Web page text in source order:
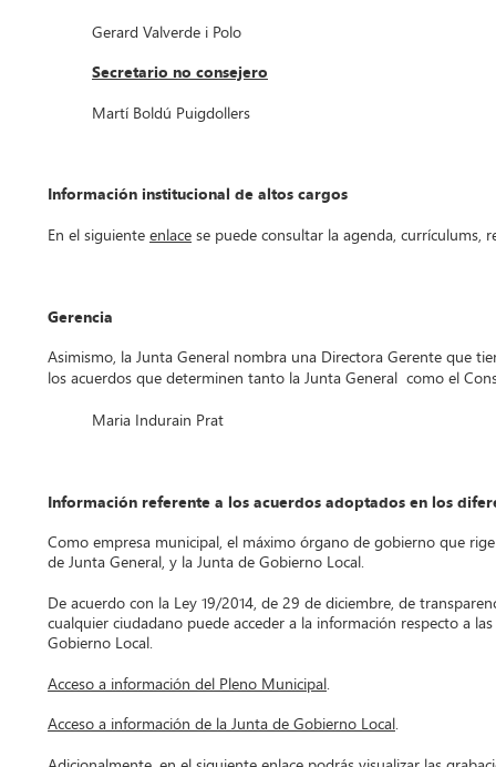
Gerard Valverde i Polo
Secretario no consejero
Martí Boldú Puigdollers
Información institucional de altos cargos
En el siguiente enlace se puede consultar la agenda, currículums,
Gerencia
Asimismo, la Junta General nombra una Directora Gerente que
los acuerdos que determinen tanto la Junta General como el
Maria Indurain Prat
Información referente a los acuerdos adoptados en los
Como empresa municipal, el máximo órgano de gobierno que
de Junta General, y la Junta de Gobierno Local.
De acuerdo con la Ley 19/2014, de 29 de diciembre, de
cualquier ciudadano puede acceder a la información respecto a
Gobierno Local.
Acceso a información del Pleno Municipal.
Acceso a información de la Junta de Gobierno Local.